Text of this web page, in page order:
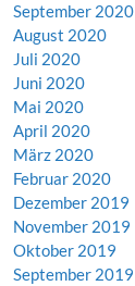
September 2020
August 2020
Juli 2020
Juni 2020
Mai 2020
April 2020
März 2020
Februar 2020
Dezember 2019
November 2019
Oktober 2019
September 2019